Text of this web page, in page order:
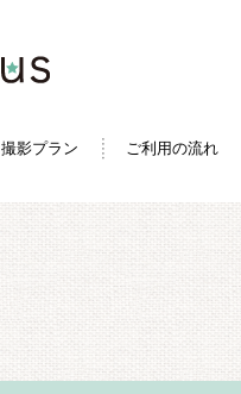
撮影プラン ご利用の流れ